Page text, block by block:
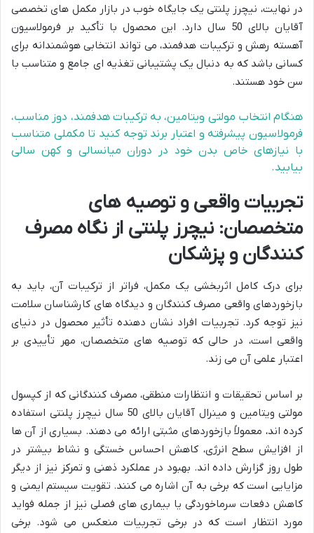
در نهایت، نیچرز پلنتی یک جایگاه خوب در بازار مکمل های تخصصی
آقایان بالای 50 سال دارد. این محصول با تأکید بر فرمولاسیون
آهسته رهش و ترکیبات هدفمند، می تواند انتخابی هوشمندانه برای
کسانی باشد که به دنبال یک پشتیبانی تغذیه ای جامع و متناسب با
سن خود هستند.
هنگام انتخاب مولتی ویتامین، به ترکیبات هدفمند، دوز مناسب،
فرمولاسیون پیشرفته و اعتبار برند توجه کنید تا مکملی متناسب
با نیازهای خاص بدن خود در دوران میانسالی و کهن سالی
بیابید.
تجربیات واقعی و توصیه های
متخصصان: نیچرز پلنتی از نگاه مصرف
کنندگان و پزشکان
برای درک کامل اثربخشی یک مکمل، فراتر از ترکیبات آن، باید به
بازخوردهای واقعی مصرف کنندگان و دیدگاه های کارشناسان سلامت
نیز توجه کرد. تجربیات افراد نشان دهنده تأثیر محصول در دنیای
واقعی است، در حالی که توصیه های متخصصان، مهر تأییدی بر
اعتبار علمی آن می زند.
بر اساس تحقیقات و انتظارات منطقی، مصرف کنندگانی که از کپسول
مولتی ویتامین و مینرال آقایان بالای 50 سال نیچرز پلنتی استفاده
کرده اند، معمولاً بازخوردهای مثبتی ارائه می دهند. بسیاری از آن ها
از افزایش سطح انرژی، کاهش احساس خستگی و نشاط بیشتر در
طول روز گزارش داده اند. بهبود در عملکرد ذهنی و تمرکز نیز از دیگر
مزایایی است که برخی به آن اشاره می کنند. تقویت سیستم ایمنی و
کاهش دفعات سرماخوردگی یا بیماری های فصلی نیز از جمله فواید
مورد انتظار است که در برخی تجربیات منعکس می شود. برخی